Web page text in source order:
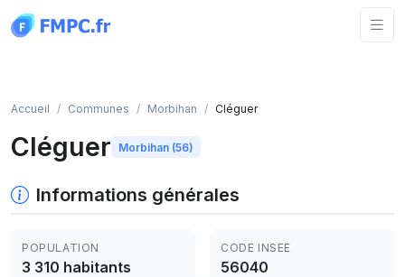
Accueil Communes Morbihan Cléguer
Cléguer Morbihan (56)
Informations générales
POPULATION
3 310 habitants
CODE INSEE
56040
Panneau de gestion des cookies